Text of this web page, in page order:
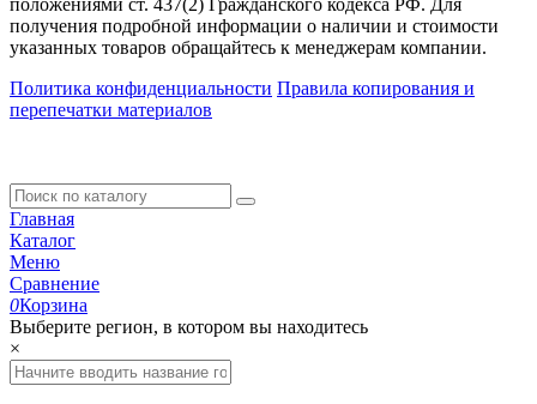
положениями ст. 437(2) Гражданского кодекса РФ. Для
получения подробной информации о наличии и стоимости
указанных товаров обращайтесь к менеджерам компании.
Политика конфиденциальности Правила копирования и
перепечатки материалов
Главная
Каталог
Меню
Сравнение
0Корзина
Выберите регион, в котором вы находитесь
×